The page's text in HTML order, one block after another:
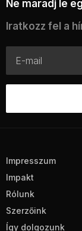
Ne maradj le
Iratkozz fel a
Impresszum
Impakt
Rólunk
Szerzőink
Így dolgozunk